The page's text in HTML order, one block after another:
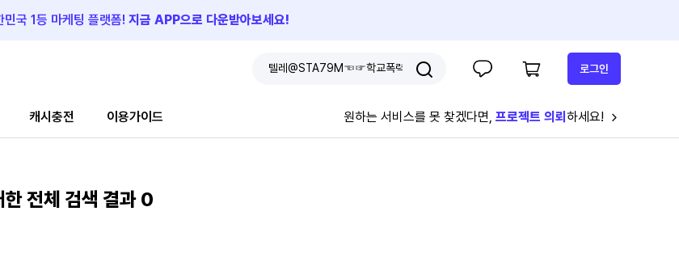
민국 1등 마케팅 플랫폼! 지금 APP으로 다운받아보세요!
로그인
캐시충전 이용가이드 원하는 서비스를 못 찾겠다면, 프로젝트 의뢰 하세요!
전체 검색 결과 0